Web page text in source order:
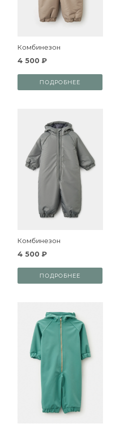
Комбинезон
4 500 ₽
ПОДРОБНЕЕ
Комбинезон
4 500 ₽
ПОДРОБНЕЕ